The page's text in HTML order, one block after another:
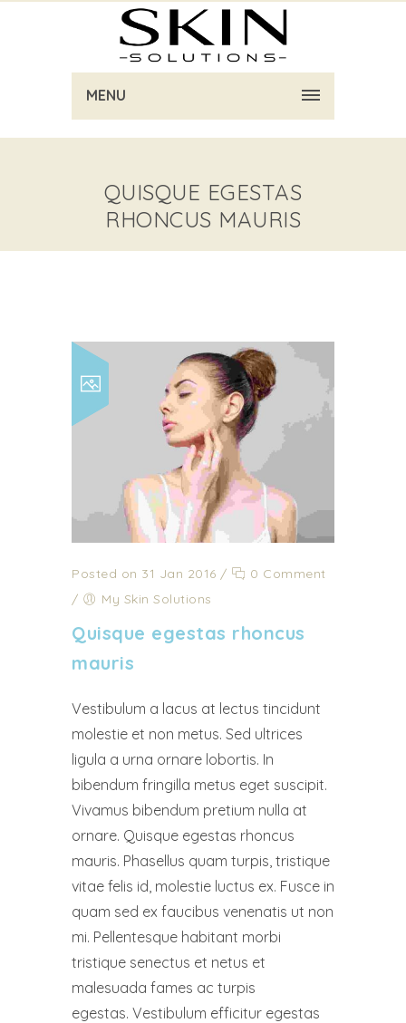
MENU
QUISQUE EGESTAS
RHONCUS MAURIS
Posted on 31 Jan 2016 /
0 Comment
/
My Skin Solutions
Quisque egestas rhoncus
mauris
Vestibulum a lacus at lectus tincidunt
molestie et non metus. Sed ultrices
ligula a urna ornare lobortis. In
bibendum fringilla metus eget suscipit.
Vivamus bibendum pretium nulla at
ornare. Quisque egestas rhoncus
mauris. Phasellus quam turpis, tristique
vitae felis id, molestie luctus ex. Fusce in
quam sed ex faucibus venenatis ut non
mi. Pellentesque habitant morbi
tristique senectus et netus et
malesuada fames ac turpis
egestas. Vestibulum efficitur egestas